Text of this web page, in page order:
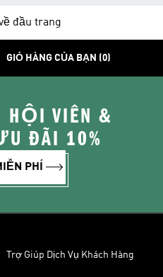
đầu trang
GIỎ HÀNG CỦA BẠN (0)
HỘI VIÊN &
ĐÃI 10%
PHÍ
Trợ Giúp Dịch Vụ Khách Hàng